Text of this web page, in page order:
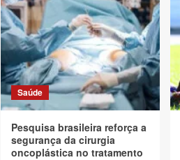
Saúde
Pesquisa brasileira reforça a
segurança da cirurgia
oncoplástica no tratamento